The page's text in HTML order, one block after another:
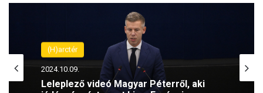
(H)arctér
2024.10.09.
Leleplező videó Magyar Péterről, aki